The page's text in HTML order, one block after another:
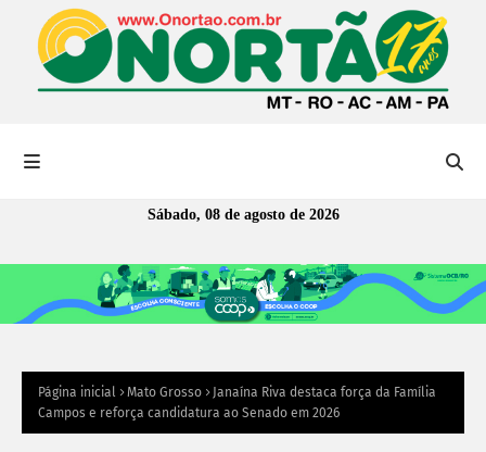
Sábado, 08 de agosto de 2026
Página inicial Mato Grosso
Janaína Riva destaca força da Família
Campos e reforça candidatura ao Senado em 2026